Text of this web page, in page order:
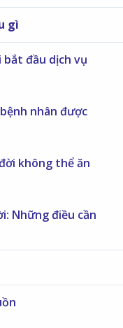
gì
bắt đầu dịch vụ
nhân được
không thể ăn
Những điều cần